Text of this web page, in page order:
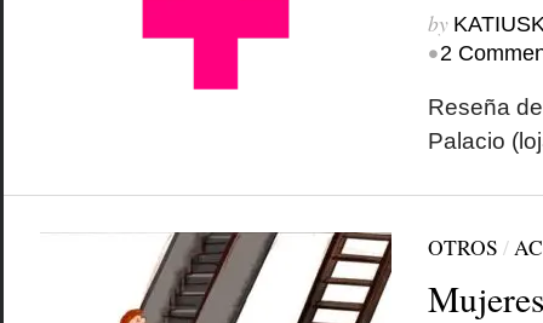
by
•2
Reseña
Palacio
OTROS /